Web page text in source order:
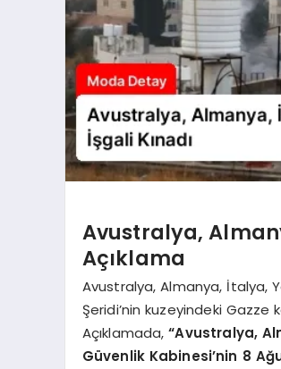
Avustralya,
Açıklama
Avustralya, Almanya, İtalya,
Şeridi’nin kuzeyindeki Gazze
Açıklamada,“Avustralya,
Güvenlik Kabinesi’nin 8